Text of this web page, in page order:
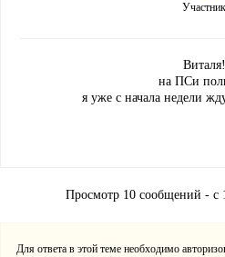
Участник
Виталя!
на ПСи
я уже с начала недели
Просмотр 10 сообщений - с
Для ответа в этой теме необходимо